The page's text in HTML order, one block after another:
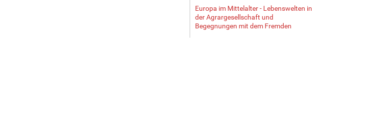
Europa im Mittelalter - Lebenswelten in
der Agrargesellschaft und
Begegnungen mit dem Fremden